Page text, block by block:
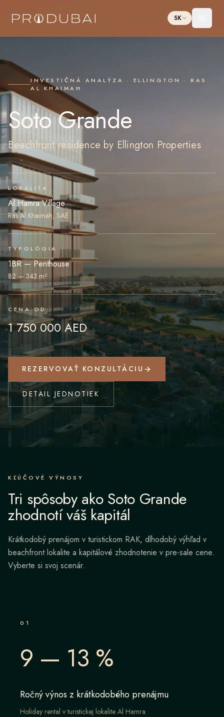
SK
INVESTIČNÁ ANALÝZA · ELLINGTON · RAS
AL KHAIMAH
Soto Grande
Beachfront residence by Ellington Properties
LOKALITA
Al Hamra Village
Ras Al Khaimah, SAE
TYPOLÓGIA
1BR — Penthouse
82 — 343 m²
CENA OD
1 750 000 AED
REZERVOVAŤ KONZULTÁCIU
DETAIL JEDNOTIEK
KĽÚČOVÉ VÝNOSY
Tri spôsoby ako Soto Grande
zhodnotí váš kapitál
Krátkodobý prenájom v turistickom RAK, dlhodobý výhľad v
beachfront lokalite a kapitálové zhodnotenie v pre-sale cene.
Vyberte si svoj scenár.
0 1
9 — 13 %
Ročný výnos z krátkodobého prenájmu
Holiday rental v turistickej lokalite Al Hamra